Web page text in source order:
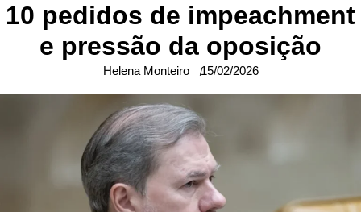
10 pedidos de impeachment
e pressão da oposição
Helena Monteiro 15/02/2026